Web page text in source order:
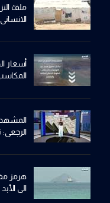
ملفّ
الانساني
أسعار
الرجعي:
هرمز
الى الأبد